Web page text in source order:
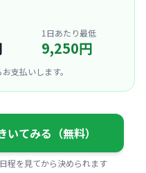
1日あたり最低
9,250円
支払いします。
てみる（無料）
程を見てから決められます